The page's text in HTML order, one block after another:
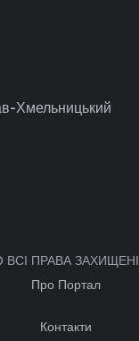
Хмельницький
ВСІ ПРАВА ЗАХИЩЕНІ
Про Портал
Контакти